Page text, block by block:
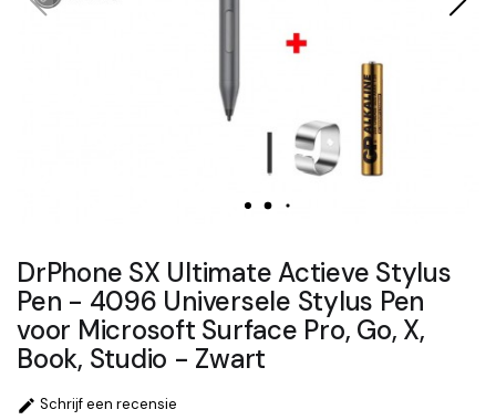
DrPhone SX Ultimate Actieve Stylus
Pen - 4096 Universele Stylus Pen
voor Microsoft Surface Pro, Go, X,
Book, Studio - Zwart
 Schrijf een recensie